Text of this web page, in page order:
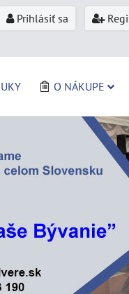
Prihlásiť sa
O NÁKUPE